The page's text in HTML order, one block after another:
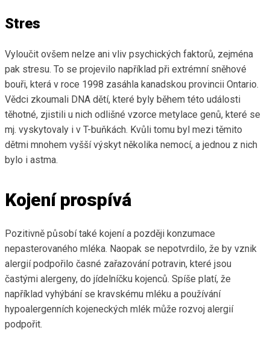
Stres
Vyloučit ovšem nelze ani vliv psychických faktorů, zejména
pak stresu. To se projevilo například při extrémní sněhové
bouři, která v roce 1998 zasáhla kanadskou provincii Ontario.
Vědci zkoumali DNA dětí, které byly během této události
těhotné, zjistili u nich odlišné vzorce metylace genů, které se
mj. vyskytovaly i v T-buňkách. Kvůli tomu byl mezi těmito
dětmi mnohem vyšší výskyt několika nemocí, a jednou z nich
bylo i astma.
Kojení prospívá
Pozitivně působí také kojení a později konzumace
nepasterovaného mléka. Naopak se nepotvrdilo, že by vznik
alergií podpořilo časné zařazování potravin, které jsou
častými alergeny, do jídelníčku kojenců. Spíše platí, že
například vyhýbání se kravskému mléku a používání
hypoalergenních kojeneckých mlék může rozvoj alergií
podpořit.